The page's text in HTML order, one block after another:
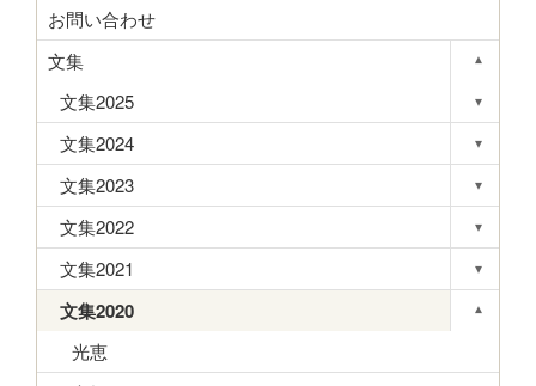
お問い合わせ
文集
▾
文集2025 ▾
文集2024 ▾
文集2023 ▾
文集2022 ▾
文集2021 ▾
文集2020 ▾
光恵